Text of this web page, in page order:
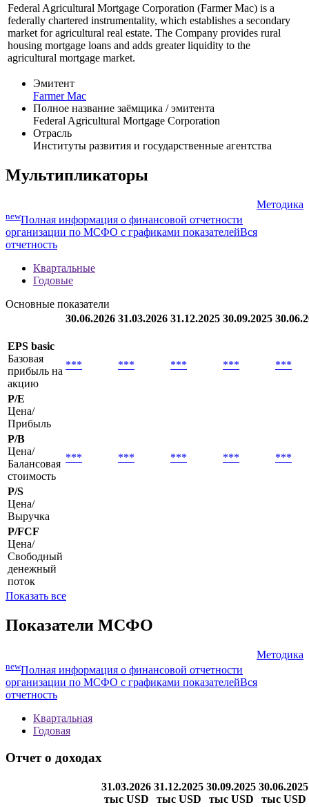
Federal Agricultural Mortgage Corporation (Farmer Mac) is a
federally chartered instrumentality, which establishes a secondary
market for agricultural real estate. The Company provides rural
housing mortgage loans and adds greater liquidity to the
agricultural mortgage market.
Эмитент
Farmer Mac
Полное название заёмщика / эмитента
Federal Agricultural Mortgage Corporation
Отрасль
Институты развития и государственные агентства
Мультипликаторы
Методика
newПолная информация о финансовой отчетности
организации по МСФО с графиками показателейВся
отчетность
Квартальные
Годовые
Основные показатели
30.06.2026 31.03.2026 31.12.2025 30.09.2025
EPS basic
Базовая
прибыль на
акцию
*** *** *** *** ***
P/E
Цена/
Прибыль
P/B
Цена/
Балансовая
стоимость
*** *** *** *** ***
P/S
Цена/
Выручка
P/FCF
Цена/
Свободный
денежный
поток
Показать все
Показатели МСФО
Методика
newПолная информация о финансовой отчетности
организации по МСФО с графиками показателейВся
отчетность
Квартальная
Годовая
Отчет о доходах
31.03.2026
тыс USD
31.12.2025
тыс USD
30.09.2025
тыс USD
30.06.2025
тыс USD